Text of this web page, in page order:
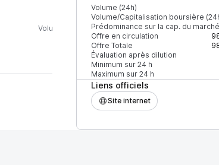
Volume (24h)
Volume/Capitalisation boursière
Prédominance sur la cap. du marché
Offre en circulation
Offre Totale
Évaluation après dilution
Minimum sur 24 h
Maximum sur 24 h
Liens officiels
Site internet
Volume (24h) % du volume
100 %